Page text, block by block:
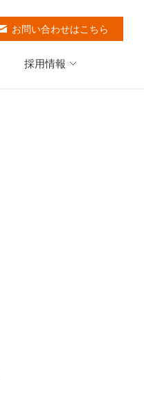
採用情報
お問い合わせはこちら